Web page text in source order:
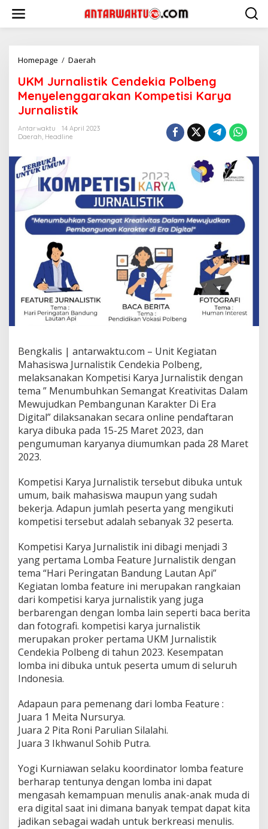
konten
Homepage / Daerah
Cendekia
Polbeng
Menyelenggarakan
Karya
UKM Jurnalistik Cendekia Polbeng
Menyelenggarakan Kompetisi Karya
Jurnalistik
Antarwaktu
14 April 2023
Daerah, Headline
Bengkalis | antarwaktu.com – Unit Kegiatan
Mahasiswa Jurnalistik Cendekia Polbeng,
melaksanakan Kompetisi Karya Jurnalistik dengan
tema ” Menumbuhkan Semangat Kreativitas Dalam
Mewujudkan Pembangunan Karakter Di Era
Digital” dilaksanakan secara online pendaftaran
karya dibuka pada 15-25 Maret 2023, dan
pengumuman karyanya diumumkan pada 28 Maret
2023.
Kompetisi Karya Jurnalistik tersebut dibuka untuk
umum, baik mahasiswa maupun yang sudah
bekerja. Adapun jumlah peserta yang mengikuti
kompetisi tersebut adalah sebanyak 32 peserta.
Kompetisi Karya Jurnalistik ini dibagi menjadi 3
yang pertama Lomba Feature Jurnalistik dengan
tema “Hari Peringatan Bandung Lautan Api”
Kegiatan lomba feature ini merupakan rangkaian
dari kompetisi karya jurnalistik yang juga
berbarengan dengan lomba lain seperti baca berita
dan fotografi. kompetisi karya jurnalistik
merupakan proker pertama UKM Jurnalistik
Cendekia Polbeng di tahun 2023. Kesempatan
lomba ini dibuka untuk peserta umum di seluruh
Indonesia.
Adapaun para pemenang dari lomba Feature :
Juara 1 Meita Nursurya.
Juara 2 Pita Roni Parulian Silalahi.
Juara 3 Ikhwanul Sohib Putra.
Yogi Kurniawan selaku koordinator lomba feature
berharap tentunya dengan lomba ini dapat
mengasah kemampuan menulis anak-anak muda di
era digital saat ini dimana banyak tempat dapat kita
jadikan sebagai wadah untuk berkreasi menulis.